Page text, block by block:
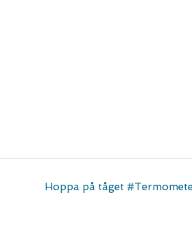
Hoppa på tåget